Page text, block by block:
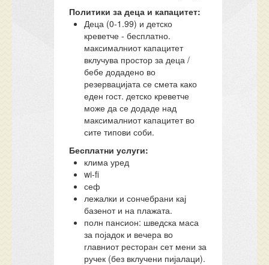
Политики за деца и капацитет:
Деца (0-1.99) и детско
креветче - бесплатно.
максималниот капацитет
вклучува простор за деца /
бебе додадено во
резервацијата се смета како
еден гост. детско креветче
може да се додаде над
максималниот капацитет во
сите типови соби.
Бесплатни услуги:
клима уред
wi-fi
сеф
лежалки и сончебрани кај
базенот и на плажата.
полн пансион: шведска маса
за појадок и вечера во
главниот ресторан сет мени за
ручек (без вклучени пијалаци).